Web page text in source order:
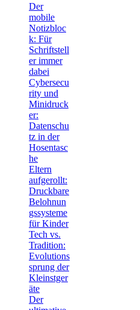
Der
mobile
Notizbloc
k: Für
Schriftstell
er immer
dabei
Cybersecu
rity und
Minidruck
er:
Datenschu
tz in der
Hosentasc
he
Eltern
aufgerollt:
Druckbare
Belohnun
gssysteme
für Kinder
Tech vs.
Tradition:
Evolutions
sprung der
Kleinstger
äte
Der